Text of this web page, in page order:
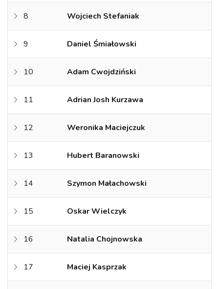
8 Wojciech Stefaniak
9 Daniel Śmiałowski
10 Adam Cwojdziński
11 Adrian Josh Kurzawa
12 Weronika Maciejczuk
13 Hubert Baranowski
14 Szymon Małachowski
15 Oskar Wielczyk
16 Natalia Chojnowska
17 Maciej Kasprzak